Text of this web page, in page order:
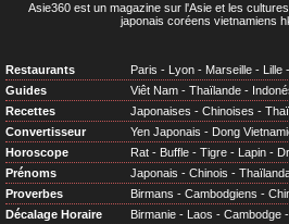
Asie360 est un magazine sur l'Asie et les
japonais coréens vietnamiens
Restaurants Paris - Lyon - Marseille - Lille -
Guides
Viêt Nam - Thaïlande -
Recettes
Japonaises - Chinoises -
Convertisseur
Yen Japonais - Dong
Horoscope
Rat - Buffle - Tigre - Lapin -
Prénoms
Japonais - Chinois -
Proverbes
Birmans - Cambodgiens -
Décalage Horaire
Birmanie - Laos - Cambodge -